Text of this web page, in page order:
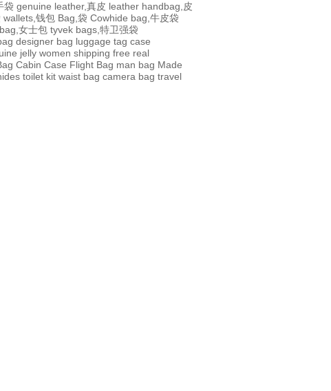
袋 genuine leather,真皮 leather handbag,皮
wallets,钱包 Bag,袋 Cowhide bag,牛皮袋
女士包 tyvek bags,特卫强袋
designer bag luggage tag case
jelly women shipping free real
Cabin Case Flight Bag man bag Made
toilet kit waist bag camera bag travel